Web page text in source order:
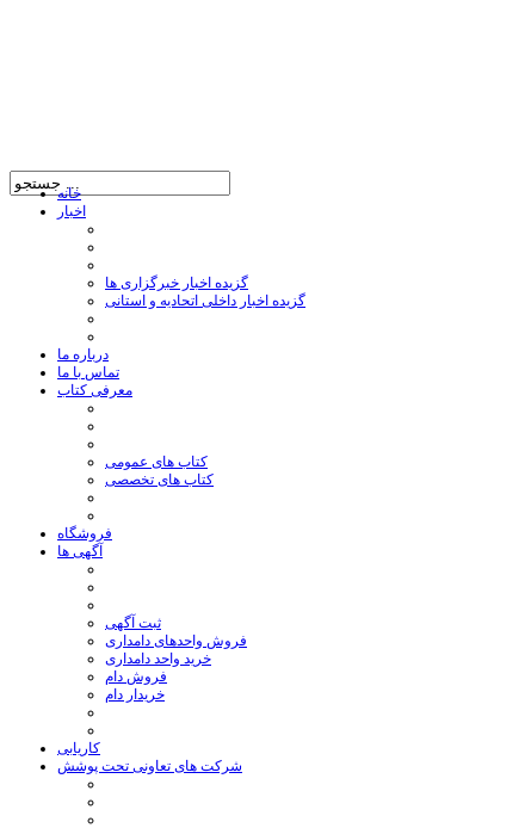
خانه
اخبار
گزیده اخبار خبرگزاری ها
گزیده اخبار داخلی اتحادیه و استانی
درباره ما
تماس با ما
معرفی کتاب
کتاب های عمومی
کتاب های تخصصی
فروشگاه
آگهی ها
ثبت آگهی
فروش واحدهای دامداری
خرید واحد دامداری
فروش دام
خریدار دام
کاریابی
شرکت های تعاونی تحت پوشش